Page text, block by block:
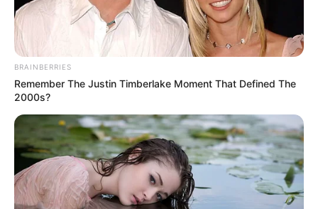
BRAINBERRIES
Remember The Justin Timberlake Moment That Defined The
2000s?